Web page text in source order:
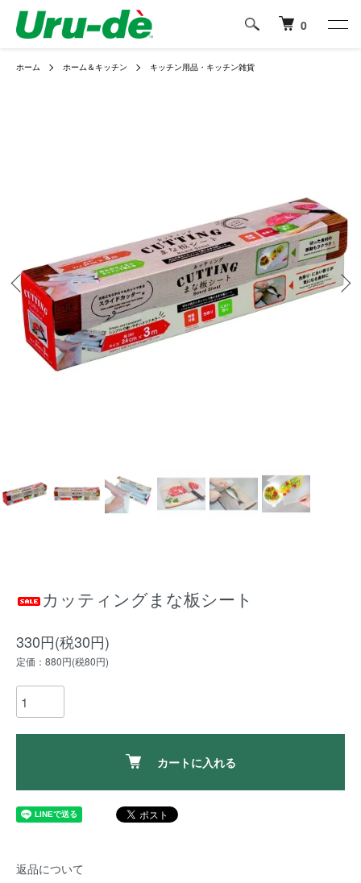
0
ホーム ホーム＆キッチン キッチン用品・キッチン雑貨
カッティングまな板シート
330円(税30円)
定価：880円(税80円)
カートに入れる
返品について